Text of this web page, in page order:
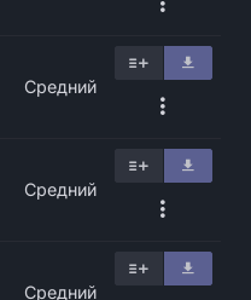
Средний
Средний
Средний